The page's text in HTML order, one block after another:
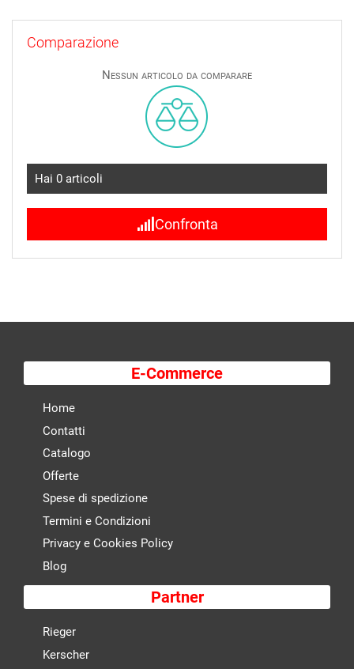
Comparazione
Nessun articolo da comparare
Hai 0 articoli
Confronta
E-Commerce
Home
Contatti
Catalogo
Offerte
Spese di spedizione
Termini e Condizioni
Privacy e Cookies Policy
Blog
Partner
Rieger
Kerscher